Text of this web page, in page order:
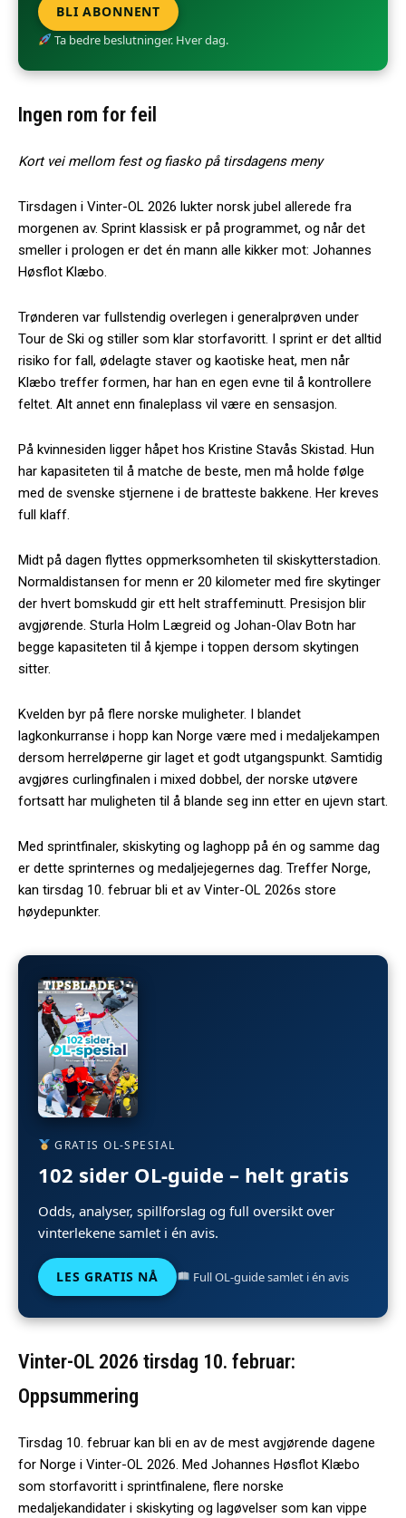
BLI ABONNENT
Ta bedre beslutninger. Hver dag.
Ingen rom for feil
Kort vei mellom fest og fiasko på tirsdagens meny
Tirsdagen i Vinter-OL 2026 lukter norsk jubel allerede fra
morgenen av. Sprint klassisk er på programmet, og når det
smeller i prologen er det én mann alle kikker mot: Johannes
Høsflot Klæbo.
Trønderen var fullstendig overlegen i generalprøven under
Tour de Ski og stiller som klar storfavoritt. I sprint er det alltid
risiko for fall, ødelagte staver og kaotiske heat, men når
Klæbo treffer formen, har han en egen evne til å kontrollere
feltet. Alt annet enn finaleplass vil være en sensasjon.
På kvinnesiden ligger håpet hos Kristine Stavås Skistad. Hun
har kapasiteten til å matche de beste, men må holde følge
med de svenske stjernene i de bratteste bakkene. Her kreves
full klaff.
Midt på dagen flyttes oppmerksomheten til skiskytterstadion.
Normaldistansen for menn er 20 kilometer med fire skytinger
der hvert bomskudd gir ett helt straffeminutt. Presisjon blir
avgjørende. Sturla Holm Lægreid og Johan-Olav Botn har
begge kapasiteten til å kjempe i toppen dersom skytingen
sitter.
Kvelden byr på flere norske muligheter. I blandet
lagkonkurranse i hopp kan Norge være med i medaljekampen
dersom herreløperne gir laget et godt utgangspunkt. Samtidig
avgjøres curlingfinalen i mixed dobbel, der norske utøvere
fortsatt har muligheten til å blande seg inn etter en ujevn start.
Med sprintfinaler, skiskyting og laghopp på én og samme dag
er dette sprinternes og medaljejegernes dag. Treffer Norge,
kan tirsdag 10. februar bli et av Vinter-OL 2026s store
høydepunkter.
GRATIS OL-SPESIAL
102 sider OL-guide – helt gratis
Odds, analyser, spillforslag og full oversikt over
vinterlekene samlet i én avis.
LES GRATIS NÅ Full OL-guide samlet i én avis
Vinter-OL 2026 tirsdag 10. februar:
Oppsummering
Tirsdag 10. februar kan bli en av de mest avgjørende dagene
for Norge i Vinter-OL 2026. Med Johannes Høsflot Klæbo
som storfavoritt i sprintfinalene, flere norske
medaljekandidater i skiskyting og lagøvelser som kan vippe